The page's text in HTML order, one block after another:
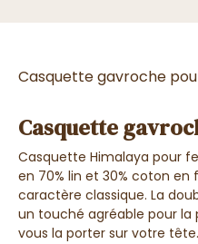
Casquette gavroche
Casquette
Casquette Himalaya pour
en 70% lin et 30% coton en
caractère classique. La
un touché agréable pour
vous la porter sur votre tête.